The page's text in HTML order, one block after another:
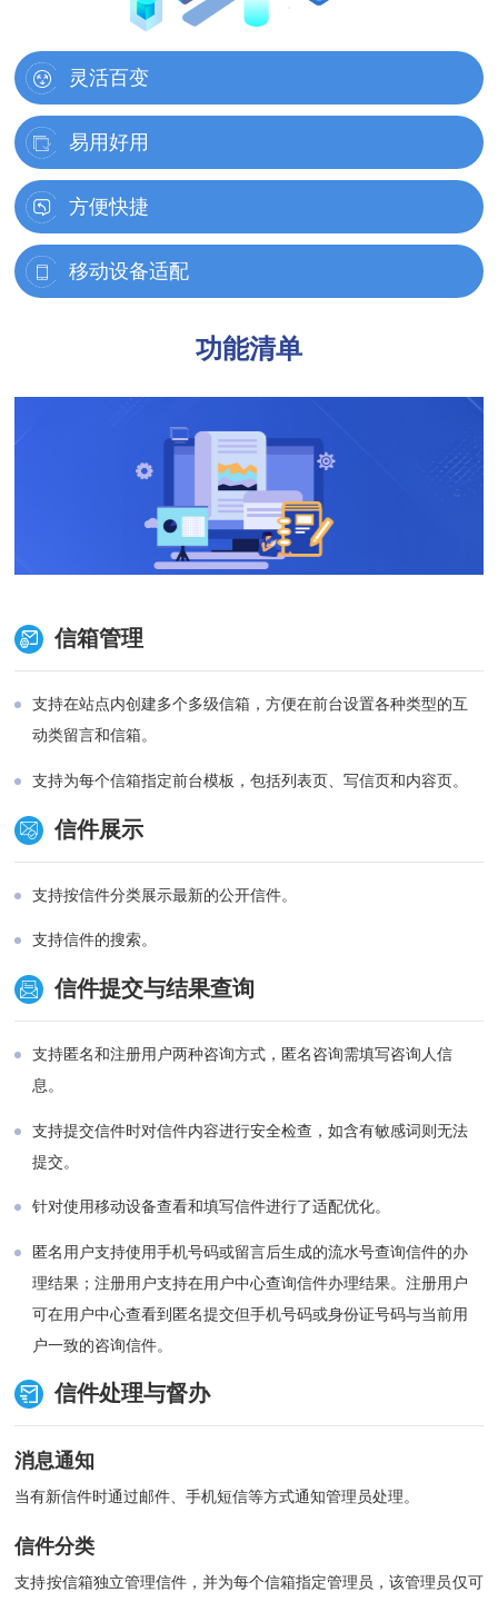
灵活百变
支持站点中可以增加多个多级信箱，便于再前台开设
多种不同的互动类留言和信箱。
可以为每个信箱指定列表页，写信页，内容页的前台
模板，从而可以让每个信箱的页面效果完全不同。可
以指定管理员，从而满足“不同信箱由不同的人来负
与内容管理系统一样，支持信件模型，信件模型支持
易用好用
支持当分类下有待审核、待处理的信件时，在分类名
称后显示红点提醒，以提醒管理员及时审核。
系统提供了“表格视图、卡片视图”两种不同的视图供
辨率做了优化设计，在各种分辨率下都有比较好的显
时，可以在管理列表页中打开/关闭“内容页窗格”，当
打开内容页窗格时，可以直接在当前列表页中查看相
应的信件内容，从而不需要在列表页和信件内容页之
间跳来跳去。
待办理、未公开、已公开、已逾期）的信件数量，以
表格视图时，支持管理员自己设置表格列的显示/隐
藏，以解决分辨率过低时表格某些列的内容显示不全
的问题，或者分辨率过高时默认显示内容过少的问
方便快捷
支持当有新信件时及时通知管理员进行处理，通知方
式支持邮件、手机短信等。这样就可以让管理员及时
提醒，以提醒管理员及时处理信件。
支持办理信件时从业务知识库中选取经典回复内容。
支持对办理好的信件推送到业务知识库功能。
支持在内容页可以直接点击跳转到上一封/下一封信
管理员可以随时随地管理和回复信件。
移动设备适配
后台的信件管理为使用手机进行管理的场景也做了适
功能清单
信箱管理
支持在站点内创建多个多级信箱，方便在前台设置各种类型的互
动类留言和信箱。
支持为每个信箱指定前台模板，包括列表页、写信页和内容页。
信件展示
支持按信件分类展示最新的公开信件。
支持信件的搜索。
信件提交与结果查询
支持匿名和注册用户两种咨询方式，匿名咨询需填写咨询人信
息。
支持提交信件时对信件内容进行安全检查，如含有敏感词则无法
提交。
针对使用移动设备查看和填写信件进行了适配优化。
匿名用户支持使用手机号码或留言后生成的流水号查询信件的办
理结果；注册用户支持在用户中心查询信件办理结果。注册用户
可在用户中心查看到匿名提交但手机号码或身份证号码与当前用
户一致的咨询信件。
信件处理与督办
消息通知
当有新信件时通过邮件、手机短信等方式通知管理员处理。
信件分类
支持按信箱独立管理信件，并为每个信箱指定管理员，该管理员仅可